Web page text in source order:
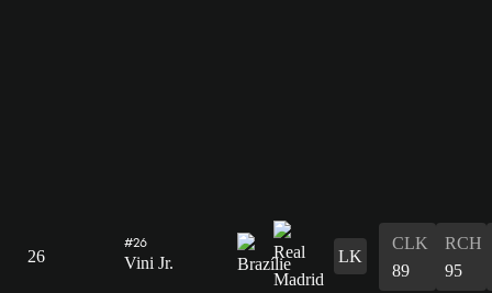
26
#26
Vini Jr. LK
CLK
89
RCH
95